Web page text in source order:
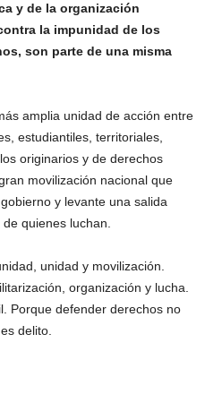
y de la organización
la impunidad de los
son parte de una misma
amplia unidad de acción entre
estudiantiles, territoriales,
originarios y de derechos
movilización nacional que
y levante una salida
quienes luchan.
unidad y movilización.
organización y lucha.
Porque defender derechos no
delito.